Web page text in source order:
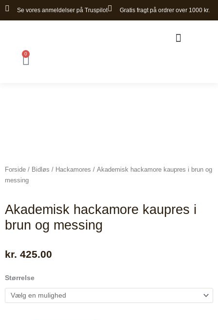
Gå
Se vores anmeldelser på Truspilot Gratis fragt på ordrer over 1000 kr.
0
Kurv
Forside / Bidløs / Hackamores / Akademisk hackamore kaupres i brun og
messing
Akademisk hackamore kaupres i
brun og messing
kr. 425.00
Størrelse
Akademisk
hackamore
kaupres